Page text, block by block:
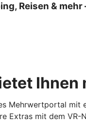
Reisen &
Ihnen
Mehrwertportal
Extras mit dem VR-